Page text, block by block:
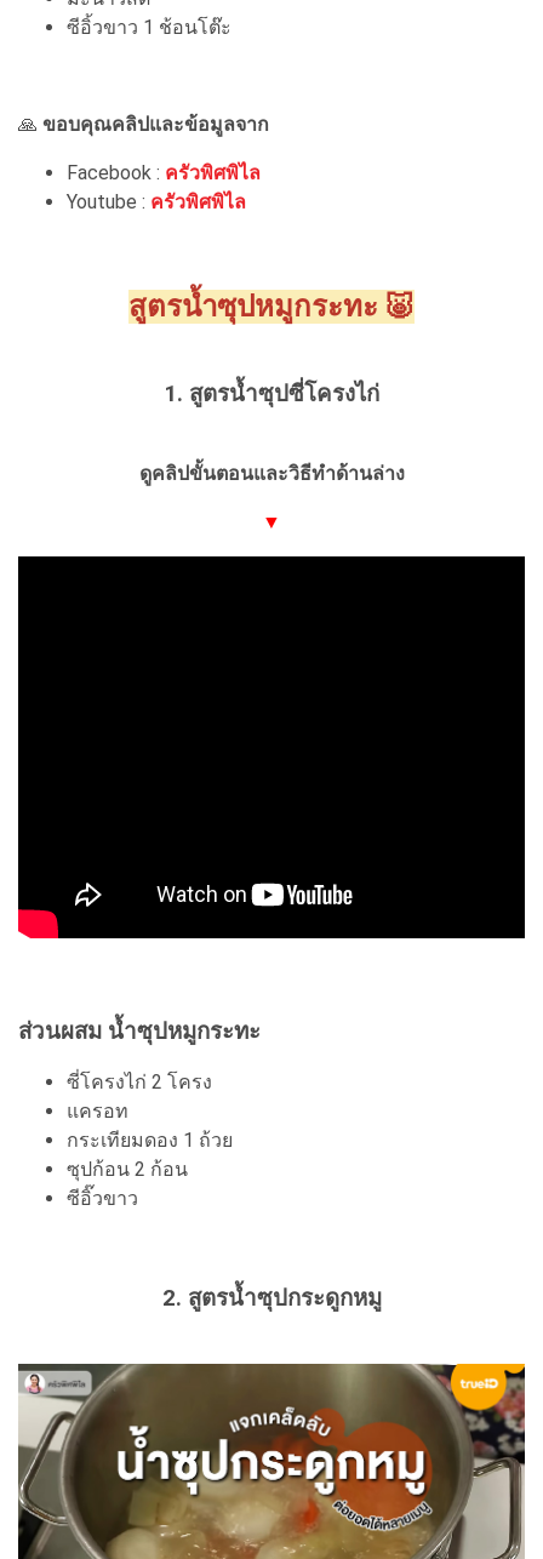
ซีอิ้วขาว 1 ช้อนโต๊ะ
🙏 ขอบคุณคลิปและข้อมูลจาก
Facebook : ครัวพิศพิไล
Youtube : ครัวพิศพิไล
สูตรน้ำซุปหมูกระทะ 🐷
1. สูตรน้ำซุปซี่โครงไก่
ดูคลิปขั้นตอนและวิธีทำด้านล่าง
▼
ส่วนผสม น้ำซุปหมูกระทะ
ซี่โครงไก่ 2 โครง
แครอท
กระเทียมดอง 1 ถ้วย
ซุปก้อน 2 ก้อน
ซีอิ๊วขาว
2. สูตรน้ำซุปกระดูกหมู